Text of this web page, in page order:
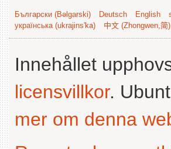
Български (Bəlgarski) Deutsch English
українська (ukrajins'ka)
中文 (Zhongwen,简)
Innehållet
licensvillkor.
mer om denna